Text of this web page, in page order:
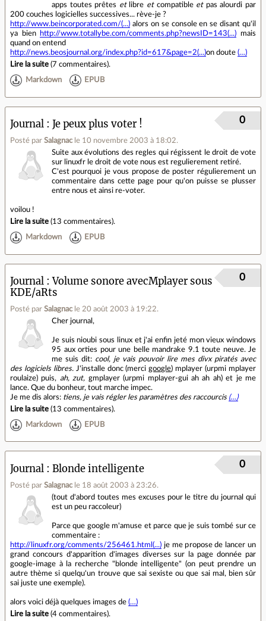
apps toutes prêtes etlibre etcompatible etpas alourdi par
200 couches logicielles successives... rève-je ?
http://www.beincorporated.com/(...) alors on se console en se disant qu'il
ya bien
http://www.totallybe.com/comments.php?newsID=143(...) mais
quand on entend
http://news.beosjournal.org/index.php?id=617&page=2(...)on doute (…)
Lire la suite (7 commentaires).
Markdown EPUB
Journal Je peux plus voter !
Posté par Salagnac le 10 novembre 2003 à 18:02.
0
Suite aux évolutions des regles qui régissent le droit de vote
sur linuxfr le droit de vote nous est regulierement retiré.
C'est pourquoi je vous propose de poster régulierement un
commentaire dans cette page pour qu'on puisse se plusser
entre nous et ainsi re-voter.
voilou !
Lire la suite (13 commentaires).
Markdown EPUB
Journal
Volume sonore avecMplayer sous
KDE/aRts
Posté par Salagnac le 20 août 2003 à 19:22.
0
Cher journal,
Je suis nioubi sous linux et j'ai enfin jeté mon vieux windows
95 aux orties pour une belle mandrake 9.1 toute neuve. Je
me suis dit: cool, je vais pouvoir lire mes divx piratés avec
des logiciels libres.J'installe donc (mercigoogle) mplayer (urpmi mplayer
roulaize) puis, ah, zut, gmplayer (urpmi mplayer-gui ah ah ah) et je me
lance. Que du bonheur, tout marche impec.
Je me dis alors: tiens, je vais régler les paramètres des raccourcis (…)
Lire la suite (13 commentaires).
Markdown EPUB
Journal Blonde intelligente
Posté par Salagnac le 18 août 2003 à 23:26.
0
(tout d'abord toutes mes excuses pour le titre du journal qui
est un peu raccoleur)
Parce que google m'amuse et parce que je suis tombé sur ce
commentaire :
http://linuxfr.org/comments/256461.html(...) je me propose de lancer un
grand concours d'apparition d'images diverses sur la page donnée par
google-image à la recherche "blonde intelligente" (on peut prendre un
autre thème si quelqu'un trouve que sai sexiste ou que sai mal, bien sûr
sai juste une exemple).
alors voici déjà quelques images de (…)
Lire la suite (4 commentaires).